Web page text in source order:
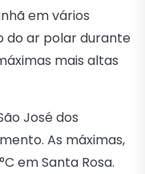
em vários
do ar polar durante
mais altas
José dos
As máximas,
em Santa Rosa.